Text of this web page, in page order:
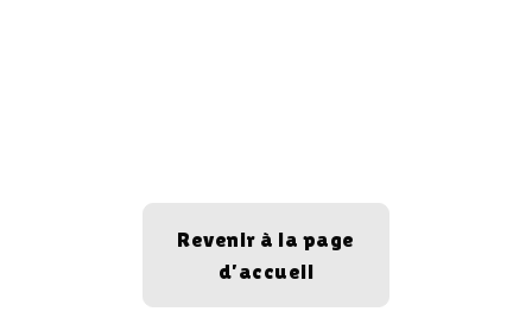
Revenir à la page
d’accueil